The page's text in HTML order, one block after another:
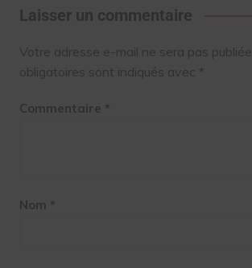
Laisser un commentaire
Votre adresse e-mail ne sera pas publiée.
obligatoires sont indiqués avec *
Commentaire *
Nom *